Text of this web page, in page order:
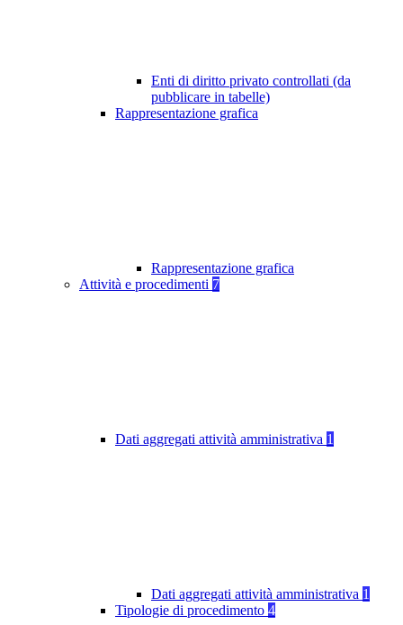
Enti di diritto privato controllati (da
pubblicare in tabelle)
Rappresentazione grafica
Rappresentazione grafica
Attività e procedimenti 7
Dati aggregati attività amministrativa 1
Dati aggregati attività amministrativa 1
Tipologie di procedimento 4